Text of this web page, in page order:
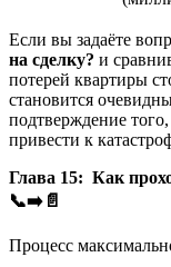
Если вы задаёте
на сделку? и
потерей квартиры
становится
подтверждение
привести к
Глава 15: Как
📞➡ 📄
Процесс